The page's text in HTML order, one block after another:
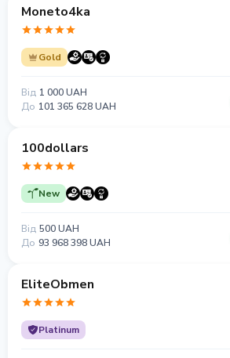
Moneto4ka
Gold
Від 1 000 UAH
До 101 365 628 UAH
100dollars
New
Від 500 UAH
До 93 968 398 UAH
EliteObmen
Platinum